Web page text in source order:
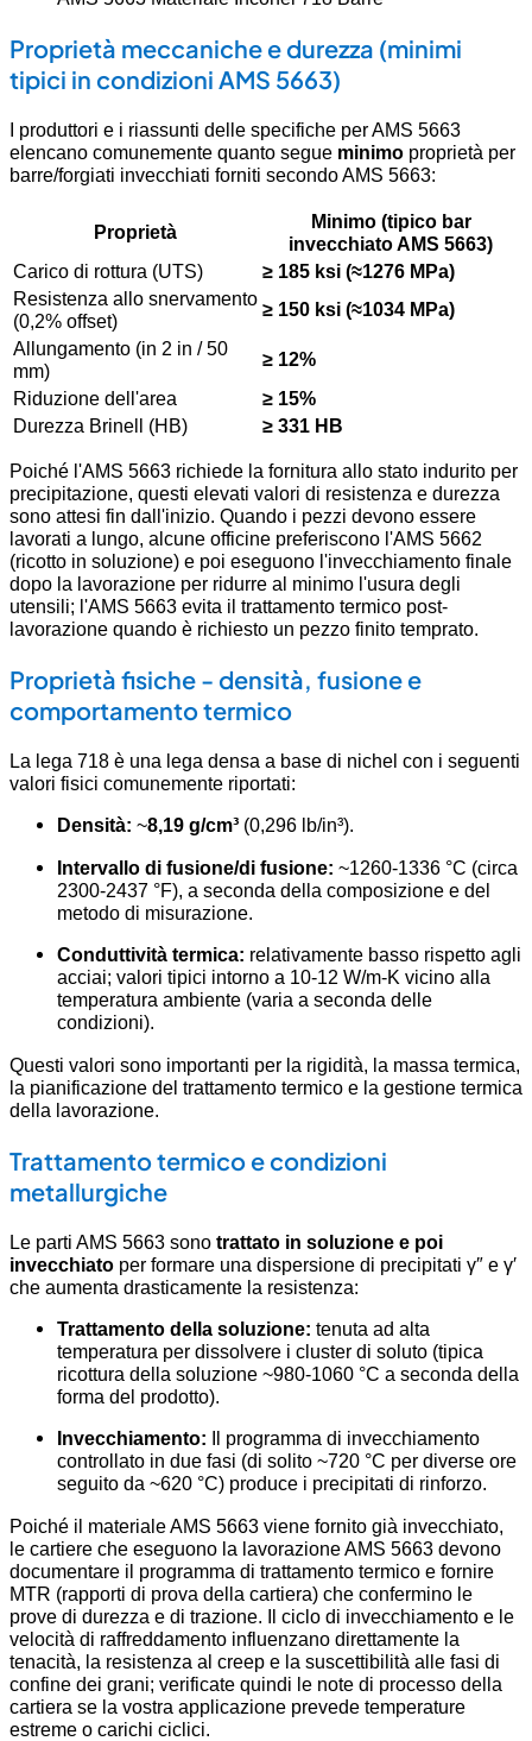
Proprietà meccaniche e durezza (minimi
tipici in condizioni AMS 5663)
I produttori e i riassunti delle specifiche per AMS 5663
elencano comunemente quanto segue minimo proprietà per
barre/forgiati invecchiati forniti secondo AMS 5663:
Proprietà
Minimo (tipico bar
invecchiato AMS 5663)
Carico di rottura (UTS)
≥ 185 ksi (≈1276 MPa)
Resistenza allo snervamento
(0,2% offset)
≥ 150 ksi (≈1034 MPa)
Allungamento (in 2 in / 50
mm)
≥ 12%
Riduzione dell'area
≥ 15%
Durezza Brinell (HB)
≥ 331 HB
Poiché l'AMS 5663 richiede la fornitura allo stato indurito per
precipitazione, questi elevati valori di resistenza e durezza
sono attesi fin dall'inizio. Quando i pezzi devono essere
lavorati a lungo, alcune officine preferiscono l'AMS 5662
(ricotto in soluzione) e poi eseguono l'invecchiamento finale
dopo la lavorazione per ridurre al minimo l'usura degli
utensili; l'AMS 5663 evita il trattamento termico post-
lavorazione quando è richiesto un pezzo finito temprato.
Proprietà fisiche - densità, fusione e
comportamento termico
La lega 718 è una lega densa a base di nichel con i seguenti
valori fisici comunemente riportati:
Densità: ~8,19 g/cm³ (0,296 lb/in³).
Intervallo di fusione/di fusione: ~1260-1336 °C (circa
2300-2437 °F), a seconda della composizione e del
metodo di misurazione.
Conduttività termica: relativamente basso rispetto agli
acciai; valori tipici intorno a 10-12 W/m-K vicino alla
temperatura ambiente (varia a seconda delle
condizioni).
Questi valori sono importanti per la rigidità, la massa termica,
la pianificazione del trattamento termico e la gestione termica
della lavorazione.
Trattamento termico e condizioni
metallurgiche
Le parti AMS 5663 sono trattato in soluzione e poi
invecchiato per formare una dispersione di precipitati γ″ e γ′
che aumenta drasticamente la resistenza:
Trattamento della soluzione: tenuta ad alta
temperatura per dissolvere i cluster di soluto (tipica
ricottura della soluzione ~980-1060 °C a seconda della
forma del prodotto).
Invecchiamento: Il programma di invecchiamento
controllato in due fasi (di solito ~720 °C per diverse ore
seguito da ~620 °C) produce i precipitati di rinforzo.
Poiché il materiale AMS 5663 viene fornito già invecchiato,
le cartiere che eseguono la lavorazione AMS 5663 devono
documentare il programma di trattamento termico e fornire
MTR (rapporti di prova della cartiera) che confermino le
prove di durezza e di trazione. Il ciclo di invecchiamento e le
velocità di raffreddamento influenzano direttamente la
tenacità, la resistenza al creep e la suscettibilità alle fasi di
confine dei grani; verificate quindi le note di processo della
cartiera se la vostra applicazione prevede temperature
estreme o carichi ciclici.